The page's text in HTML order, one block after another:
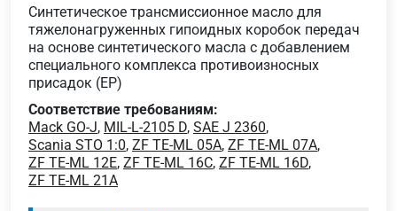
Синтетическое трансмиссионное масло для
тяжелонагруженных гипоидных коробок передач
на основе синтетического масла с добавлением
специального комплекса противоизносных
присадок (ЕР)
Соответствие требованиям:
Mack GO-J, MIL-L-2105 D, SAE J 2360,
Scania STO 1:0, ZF TE-ML 05A, ZF TE-ML 07A,
ZF TE-ML 12E, ZF TE-ML 16C, ZF TE-ML 16D,
ZF TE-ML 21A